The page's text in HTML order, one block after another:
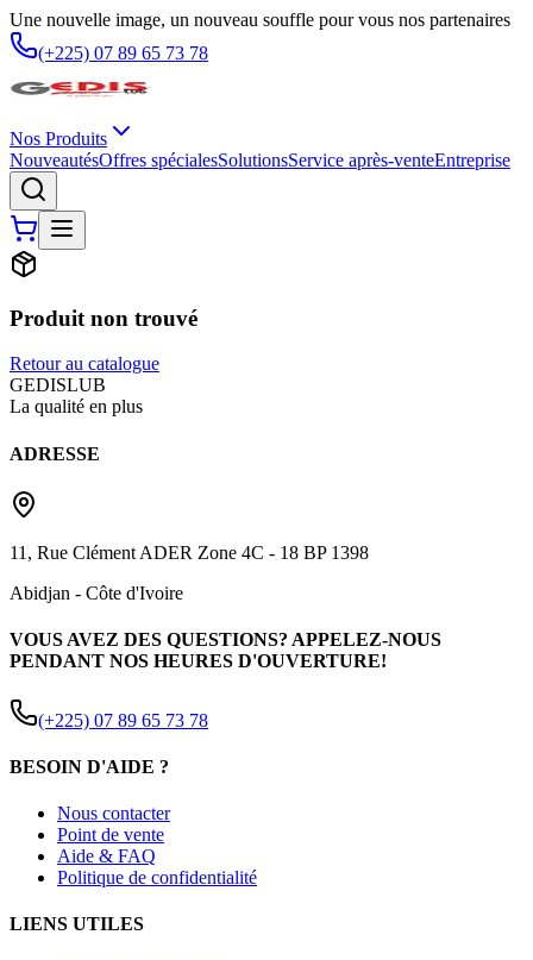
Une nouvelle image, un nouveau souffle pour vous nos partenaires
(+225) 07 89 65 73 78
Nos Produits
NouveautésOffres spécialesSolutionsService après-venteEntreprise
Produit non trouvé
Retour au catalogue
GEDISLUB
La qualité en plus
ADRESSE
11, Rue Clément ADER Zone 4C - 18 BP 1398
Abidjan - Côte d'Ivoire
VOUS AVEZ DES QUESTIONS? APPELEZ-NOUS
PENDANT NOS HEURES D'OUVERTURE!
(+225) 07 89 65 73 78
BESOIN D'AIDE ?
Nous contacter
Point de vente
Aide & FAQ
Politique de confidentialité
LIENS UTILES